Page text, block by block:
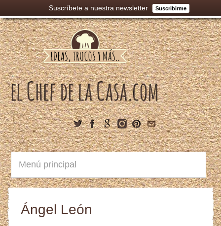
Suscríbete a nuestra newsletter Suscribirme
Ángel León